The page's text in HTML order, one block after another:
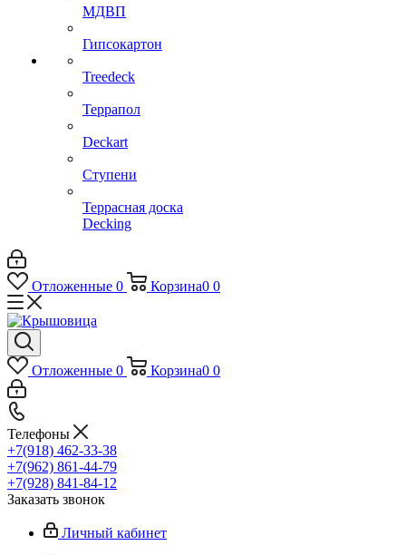
МДВП
Гипсокартон
Treedeck
Террапол
Deckart
Ступени
Террасная доска
Decking
Отложенные 0 Корзина0 0
Отложенные 0 Корзина0 0
Телефоны
+7(918) 462-33-38
+7(962) 861-44-79
+7(928) 841-84-12
Заказать звонок
Личный кабинет